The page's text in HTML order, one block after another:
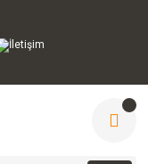
İletişim